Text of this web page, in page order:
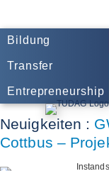
Bildung
Transfer
Entrepreneurship
Neuigkeiten :
Cottbus –